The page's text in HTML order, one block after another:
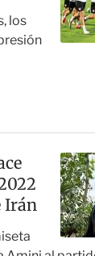
los
Irán